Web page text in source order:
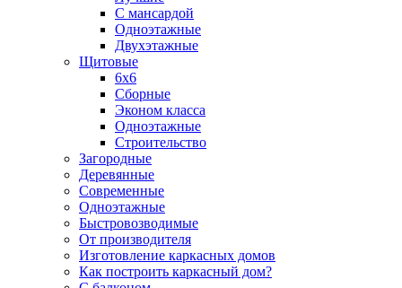
С мансардой
Одноэтажные
Двухэтажные
Щитовые
6х6
Сборные
Эконом класса
Одноэтажные
Строительство
Загородные
Деревянные
Современные
Одноэтажные
Быстровозводимые
От производителя
Изготовление каркасных домов
Как построить каркасный дом?